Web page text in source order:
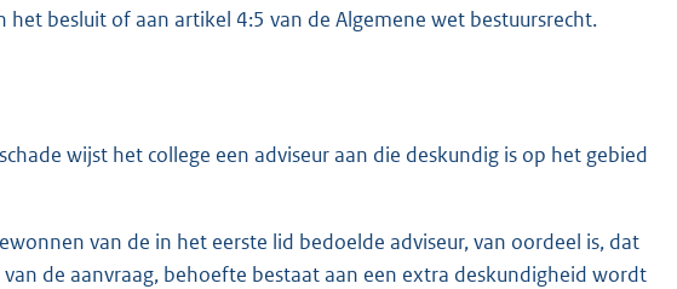
besluit of aan artikel 4:5 van de Algemene wet bestuursrecht.
wijst het college een adviseur aan die deskundig is op het gebied
van de in het eerste lid bedoelde adviseur, van oordeel is, dat
de aanvraag, behoefte bestaat aan een extra deskundigheid wordt